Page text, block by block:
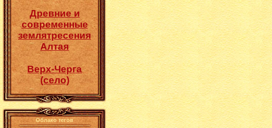
Древние и
современные
землятресения
Алтая
Верх-Черга
(село)
Облако тегов